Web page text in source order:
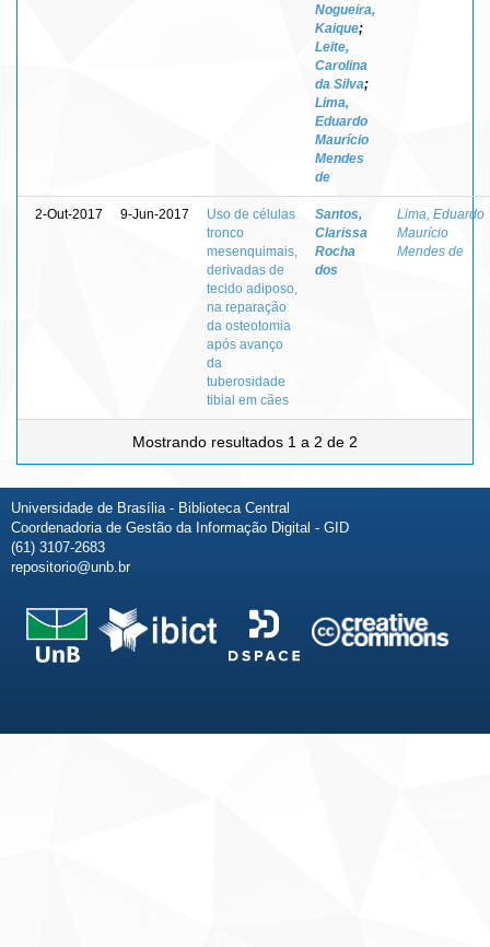
Nogueira,
Kaique;
Leite,
Carolina
da Silva;
Lima,
Eduardo
Maurício
Mendes
de
2-Out-2017 9-Jun-2017
Uso de células
tronco
mesenquimais,
derivadas de
tecido adiposo,
na reparação
da osteotomia
após avanço
da
tuberosidade
tibial em cães
Santos,
Clarissa
Rocha
dos
Lima, Eduardo
Maurício
Mendes de
Mostrando resultados 1 a 2 de 2
Universidade de Brasília - Biblioteca Central
Coordenadoria de Gestão da Informação Digital - GID
(61) 3107-2683
repositorio@unb.br